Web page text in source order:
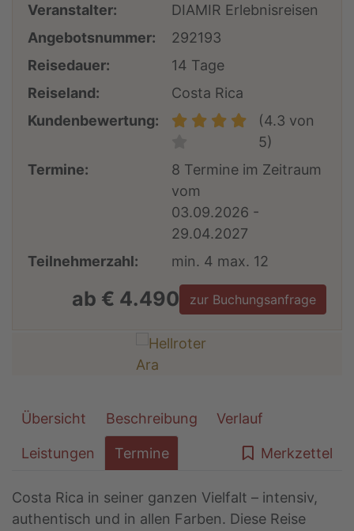
Veranstalter:
DIAMIR Erlebnisreisen
Angebotsnummer:
292193
Reisedauer:
14 Tage
Reiseland:
Costa Rica
Kundenbewertung:
(4.3 von
5)
Termine:
8 Termine im Zeitraum
vom
03.09.2026 -
29.04.2027
Teilnehmerzahl:
min. 4 max. 12
ab € 4.490 zur Buchungsanfrage
Übersicht Beschreibung Verlauf
Leistungen Termine Merkzettel
Costa Rica in seiner ganzen Vielfalt – intensiv,
authentisch und in allen Farben. Diese Reise